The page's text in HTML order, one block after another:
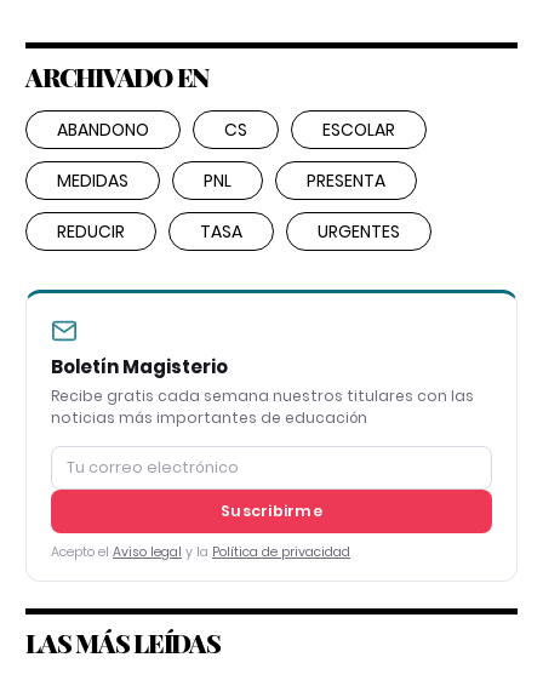
ARCHIVADO EN
ABANDONO CS ESCOLAR
MEDIDAS PNL PRESENTA
REDUCIR TASA URGENTES
Boletín Magisterio
Recibe gratis cada semana nuestros titulares con las
noticias más importantes de educación
Suscribirme
Acepto el Aviso legal y la Política de privacidad
LAS MÁS LEÍDAS